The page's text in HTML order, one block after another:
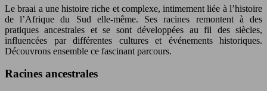
Le braai a une histoire riche et complexe, intimement liée à l’histoire
de l’Afrique du Sud elle-même. Ses racines remontent à des
pratiques ancestrales et se sont développées au fil des siècles,
influencées par différentes cultures et événements historiques.
Découvrons ensemble ce fascinant parcours.
Racines ancestrales